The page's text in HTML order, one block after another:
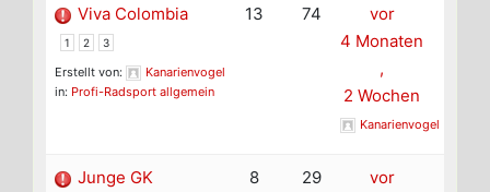
Viva Colombia
1 2 3
Erstellt von:
Kanarienvogel
in: Profi-Radsport allgemein
13 74
vor
4 Monaten
,
2 Wochen
Kanarienvogel
Junge GK
8 29
vor